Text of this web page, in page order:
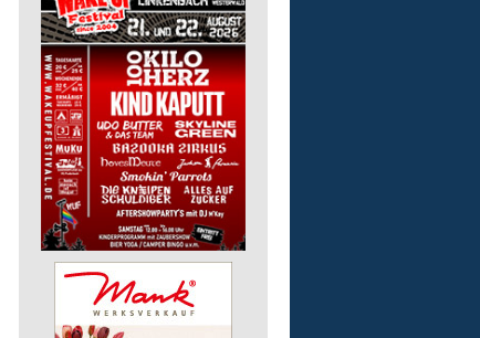
Pusch AG
56242 Marienrachdorf